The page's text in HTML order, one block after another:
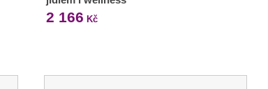
2 166 Kč